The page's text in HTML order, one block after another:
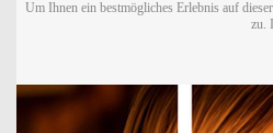
Um Ihnen ein bestmögliches Erlebnis auf
zu.